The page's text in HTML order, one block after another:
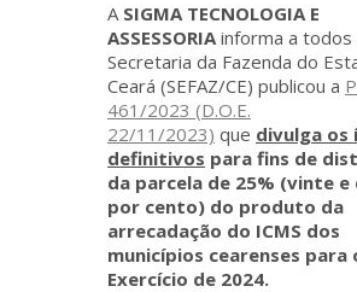
A SIGMA TECNOLOGIA E
ASSESSORIAinforma a todos
Secretaria da Fazenda do
Ceará (SEFAZ/CE) publicou a
461/2023 (D.O.E.
22/11/2023) que divulga os
definitivos para fins de
da parcela de 25% (vinte e
por cento) do produto da
arrecadação do ICMS dos
municípios cearenses para
Exercício de 2024.